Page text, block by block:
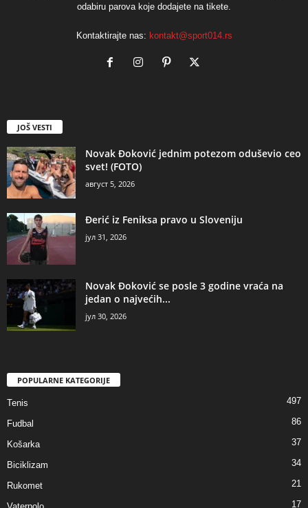
odabiru parova koje dodajete na tikete.
Kontaktirajte nas: kontakt@sport014.rs
JOŠ VESTI
Novak Đoković jednim potezom oduševio ceo
svet! (FOTO)
август 5, 2026
Đerić iz Feniksa pravo u Sloveniju
јул 31, 2026
Novak Đoković se posle 3 godine vraća na
jedan o najvećih...
јул 30, 2026
POPULARNE KATEGORIJE
Tenis 497
Fudbal 86
Košarka 37
Biciklizam 34
Rukomet 21
17